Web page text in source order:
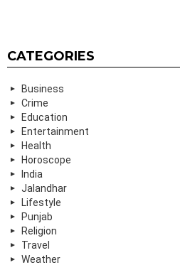
CATEGORIES
Business
Crime
Education
Entertainment
Health
Horoscope
India
Jalandhar
Lifestyle
Punjab
Religion
Travel
Weather